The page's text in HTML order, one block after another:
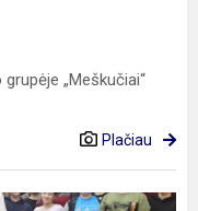
„Meškučiai“
Plačiau